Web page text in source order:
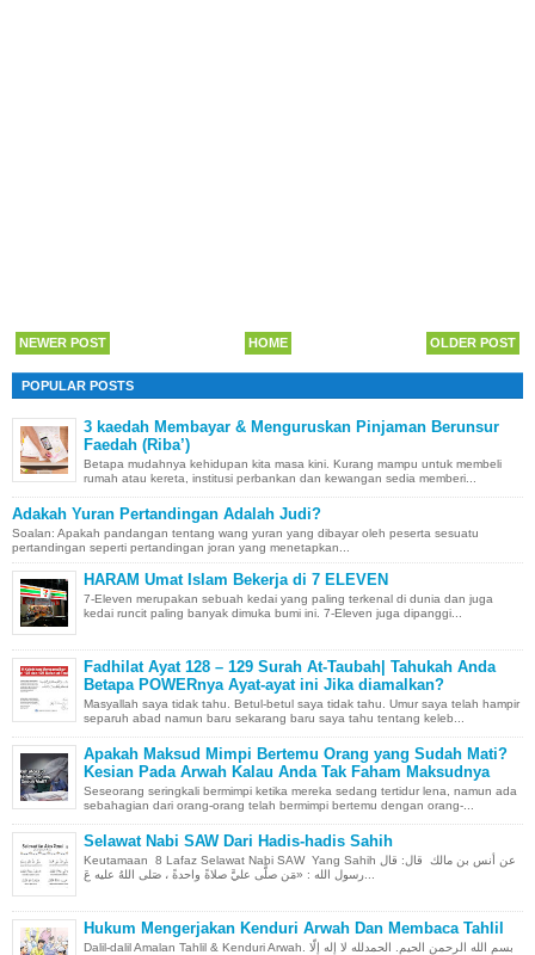
NEWER POST OLDER POST
HOME
POPULAR POSTS
3 kaedah Membayar & Menguruskan Pinjaman Berunsur
Faedah (Riba’)
Betapa mudahnya kehidupan kita masa kini. Kurang mampu untuk membeli
rumah atau kereta, institusi perbankan dan kewangan sedia memberi...
Adakah Yuran Pertandingan Adalah Judi?
Soalan: Apakah pandangan tentang wang yuran yang dibayar oleh peserta sesuatu
pertandingan seperti pertandingan joran yang menetapkan...
HARAM Umat Islam Bekerja di 7 ELEVEN
7-Eleven merupakan sebuah kedai yang paling terkenal di dunia dan juga
kedai runcit paling banyak dimuka bumi ini. 7-Eleven juga dipanggi...
Fadhilat Ayat 128 – 129 Surah At-Taubah| Tahukah Anda
Betapa POWERnya Ayat-ayat ini Jika diamalkan?
Masyallah saya tidak tahu. Betul-betul saya tidak tahu. Umur saya telah hampir
separuh abad namun baru sekarang baru saya tahu tentang keleb...
Apakah Maksud Mimpi Bertemu Orang yang Sudah Mati?
Kesian Pada Arwah Kalau Anda Tak Faham Maksudnya
Seseorang seringkali bermimpi ketika mereka sedang tertidur lena, namun ada
sebahagian dari orang-orang telah bermimpi bertemu dengan orang-...
Selawat Nabi SAW Dari Hadis-hadis Sahih
Keutamaan 8 Lafaz Selawat Nabi SAW Yang Sahih عن أنس بن مالك قال: قال
Hukum Mengerjakan Kenduri Arwah Dan Membaca Tahlil
Dalil-dalil Amalan Tahlil & Kenduri Arwah. بسم الله الرحمن الحيم. الحمدلله لا إله إلّا